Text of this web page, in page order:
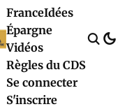
FranceIdées
Épargne
Vidéos
Règles du CDS
Se connecter
S'inscrire